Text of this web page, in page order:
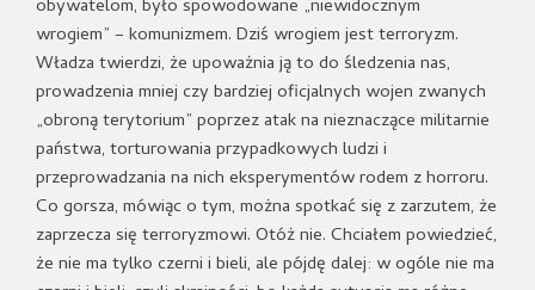
obywatelom, było spowodowane „niewidocznym
wrogiem” – komunizmem. Dziś wrogiem jest terroryzm.
Władza twierdzi, że upoważnia ją to do śledzenia nas,
prowadzenia mniej czy bardziej oficjalnych wojen zwanych
„obroną terytorium” poprzez atak na nieznaczące militarnie
państwa, torturowania przypadkowych ludzi i
przeprowadzania na nich eksperymentów rodem z horroru.
Co gorsza, mówiąc o tym, można spotkać się z zarzutem, że
zaprzecza się terroryzmowi. Otóż nie. Chciałem powiedzieć,
że nie ma tylko czerni i bieli, ale pójdę dalej: w ogóle nie ma